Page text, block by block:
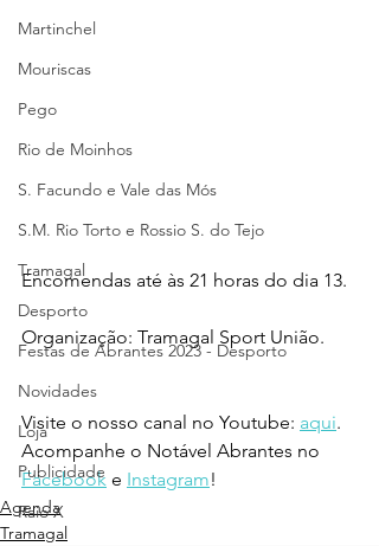
Martinchel
Mouriscas
Pego
Rio de Moinhos
S. Facundo e Vale das Mós
S.M. Rio Torto e Rossio S. do Tejo
Tramagal
Desporto
Festas de Abrantes 2023 - Desporto
Novidades
Loja
Publicidade
Raio X
Encomendas até às 21 horas do dia 13.
Organização: Tramagal Sport União.
Visite o nosso canal no Youtube: aqui.
Acompanhe o Notável Abrantes no
Facebook e Instagram!
Agenda
Tramagal